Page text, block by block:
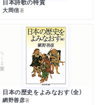
大岡信著
ちくま学芸文庫
日本の歴史をよみなおす（全）
網野善彦著